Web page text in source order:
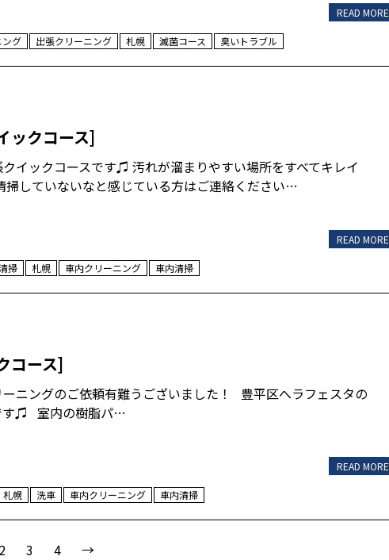
READ MORE
ング 出張クリーニング 札幌 滅菌コース 臭いトラブル
ックコース]
イックコースです♫ 汚れが溜まりやすい場所をすべてキレイ
掃していないなと感じている方はご連絡ください…
READ MORE
掃 札幌 車内クリーニング 車内清掃
コース]
ニングのご依頼有難うございました！ 豊平区へラフェスタの
す♫ 室内の樹脂パ…
READ MORE
札幌 洗車 車内クリーニング 車内清掃
2 3 4 →